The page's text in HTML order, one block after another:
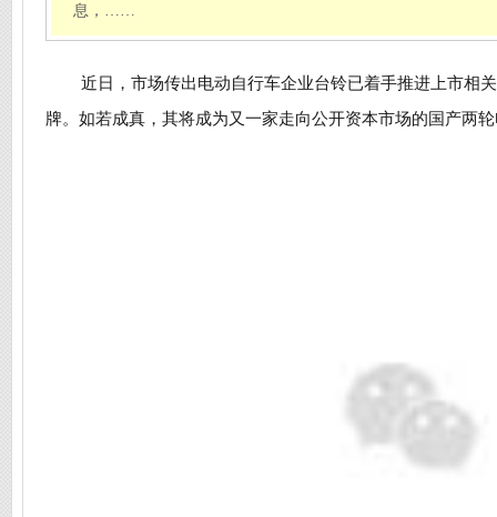
息，……
近日，市场传出电动自行车企业台铃已着手推进上市相
牌。如若成真，其将成为又一家走向公开资本市场的国产两